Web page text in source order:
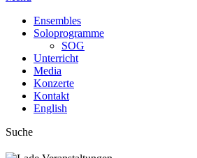
Ensembles
Soloprogramme
SOG
Unterricht
Media
Konzerte
Kontakt
English
Suche